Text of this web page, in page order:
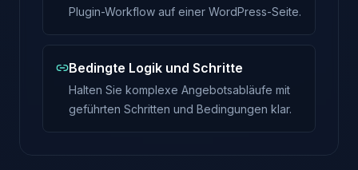
Plugin-Workflow auf einer WordPress-Seite.
Bedingte Logik und Schritte
Halten Sie komplexe Angebotsabläufe mit
geführten Schritten und Bedingungen klar.